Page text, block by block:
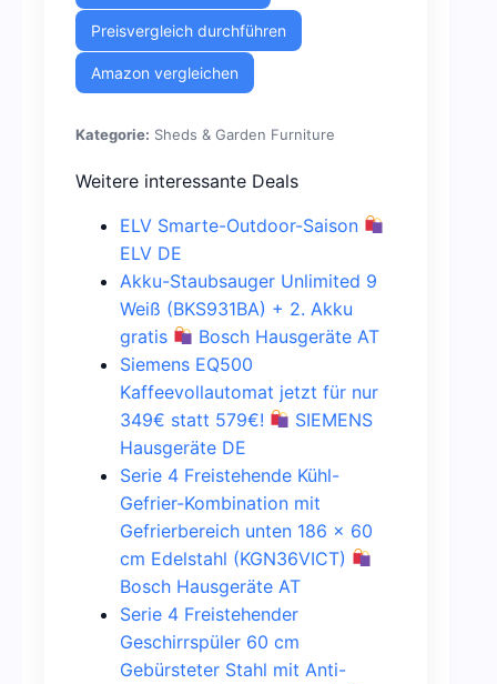
Preisvergleich durchführen
Amazon vergleichen
Kategorie: Sheds & Garden Furniture
Weitere interessante Deals
ELV Smarte-Outdoor-Saison
ELV DE
Akku-Staubsauger Unlimited 9
Weiß (BKS931BA) + 2. Akku
gratis
Bosch Hausgeräte AT
Siemens EQ500
Kaffeevollautomat jetzt für nur
349€ statt 579€!
SIEMENS
Hausgeräte DE
Serie 4 Freistehende Kühl-
Gefrier-Kombination mit
Gefrierbereich unten 186 x 60
cm Edelstahl (KGN36VICT)
Bosch Hausgeräte AT
Serie 4 Freistehender
Geschirrspüler 60 cm
Gebürsteter Stahl mit Anti-